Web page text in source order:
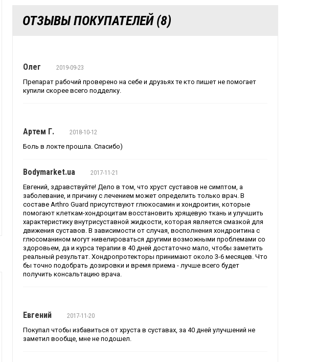
ОТЗЫВЫ ПОКУПАТЕЛЕЙ (8)
Олег
2019-09-23
Препарат рабочий проверено на себе и друзьях те кто пишет не помогает
купили скорее всего подделку.
Артем Г.
2018-10-12
Боль в локте прошла. Спасибо)
Bodymarket.ua
2017-11-21
Евгений, здравствуйте! Дело в том, что хруст суставов не симптом, а
заболевание, и причину с лечением может определить только врач. В
составе Arthro Guard присутствуют глюкосамин и хондроитин, которые
помогают клеткам-хондроцитам восстановить хрящевую ткань и улучшить
характеристику внутрисуставной жидкости, которая является смазкой для
движения суставов. В зависимости от случая, восполнения хондроитина с
глюсоманином могут нивелироваться другими возможными проблемами со
здоровьем, да и курса терапии в 40 дней достаточно мало, чтобы заметить
реальный результат. Хондропротекторы принимают около 3-6 месяцев. Что
бы точно подобрать дозировки и время приема - лучше всего будет
получить консальтацию врача.
Евгений
2017-11-20
Покупал чтобы избавиться от хруста в суставах, за 40 дней улучшений не
заметил вообще, мне не подошел.